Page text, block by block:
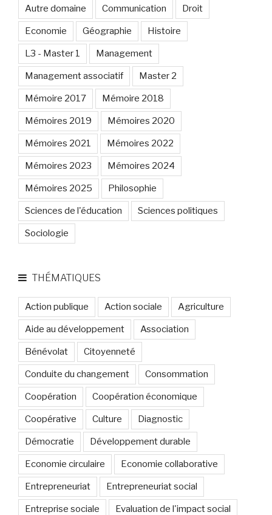
Autre domaine Communication Droit
Economie Géographie Histoire
L3 - Master 1 Management
Management associatif Master 2
Mémoire 2017 Mémoire 2018
Mémoires 2019 Mémoires 2020
Mémoires 2021 Mémoires 2022
Mémoires 2023 Mémoires 2024
Mémoires 2025 Philosophie
Sciences de l'éducation Sciences politiques
Sociologie
THÉMATIQUES
Action publique Action sociale Agriculture
Aide au développement Association
Bénévolat Citoyenneté
Conduite du changement Consommation
Coopération Coopération économique
Coopérative Culture Diagnostic
Démocratie Développement durable
Economie circulaire Economie collaborative
Entrepreneuriat Entrepreneuriat social
Entreprise sociale Evaluation de l'impact social